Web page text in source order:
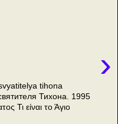
›
tihona
Тихона. 1995
Τι είναι το Άγιο